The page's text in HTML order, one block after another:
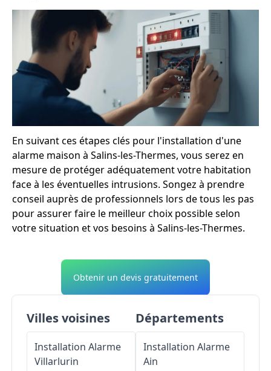
En suivant ces étapes clés pour l'installation d'une
alarme maison à Salins-les-Thermes, vous serez en
mesure de protéger adéquatement votre habitation
face à les éventuelles intrusions. Songez à prendre
conseil auprès de professionnels lors de tous les pas
pour assurer faire le meilleur choix possible selon
votre situation et vos besoins à Salins-les-Thermes.
Obtenir un devis gratuitement
Villes voisines
Installation Alarme
Villarlurin
Départements
Installation Alarme
Ain